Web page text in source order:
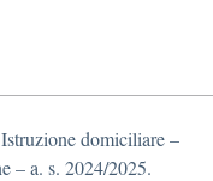
domiciliare –
– a. s. 2024/2025.